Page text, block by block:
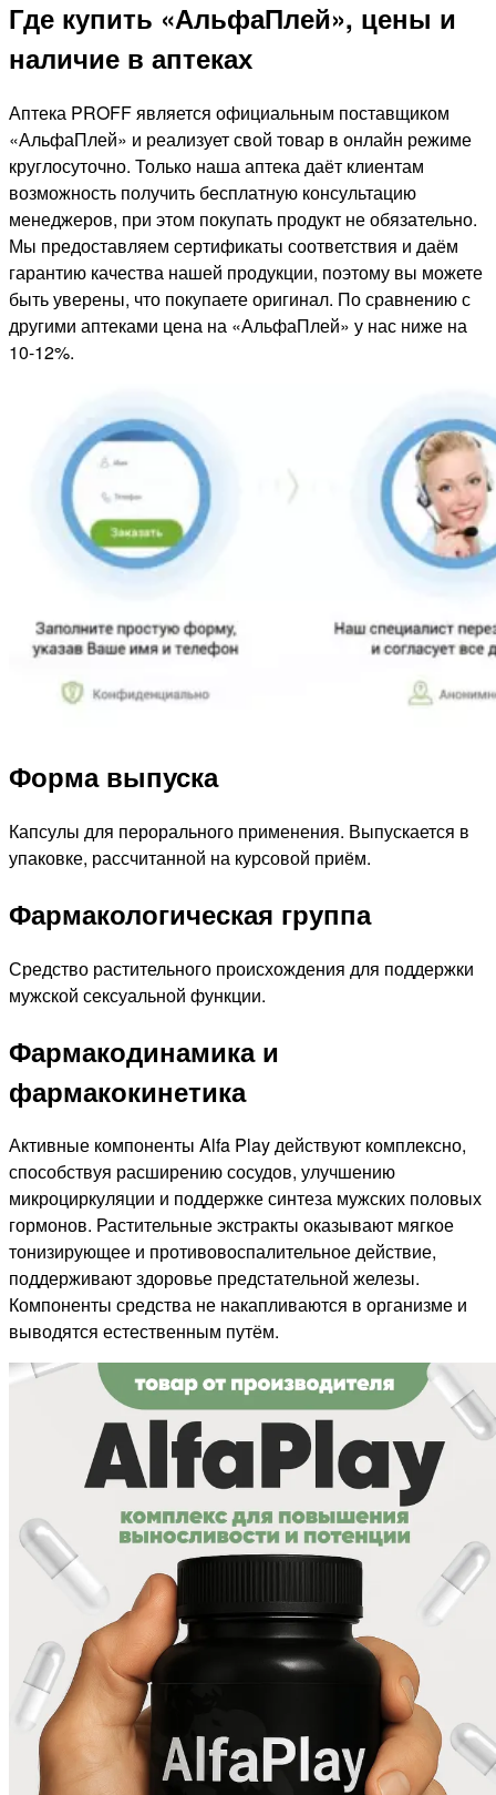
Где купить «АльфаПлей», цены и
наличие в аптеках
Аптека PROFF является официальным поставщиком
«АльфаПлей» и реализует свой товар в онлайн режиме
круглосуточно. Только наша аптека даёт клиентам
возможность получить бесплатную консультацию
менеджеров, при этом покупать продукт не обязательно.
Мы предоставляем сертификаты соответствия и даём
гарантию качества нашей продукции, поэтому вы можете
быть уверены, что покупаете оригинал. По сравнению с
другими аптеками цена на «АльфаПлей» у нас ниже на
10-12%.
Форма выпуска
Капсулы для перорального применения. Выпускается в
упаковке, рассчитанной на курсовой приём.
Фармакологическая группа
Средство растительного происхождения для поддержки
мужской сексуальной функции.
Фармакодинамика и
фармакокинетика
Активные компоненты Alfa Play действуют комплексно,
способствуя расширению сосудов, улучшению
микроциркуляции и поддержке синтеза мужских половых
гормонов. Растительные экстракты оказывают мягкое
тонизирующее и противовоспалительное действие,
поддерживают здоровье предстательной железы.
Компоненты средства не накапливаются в организме и
выводятся естественным путём.